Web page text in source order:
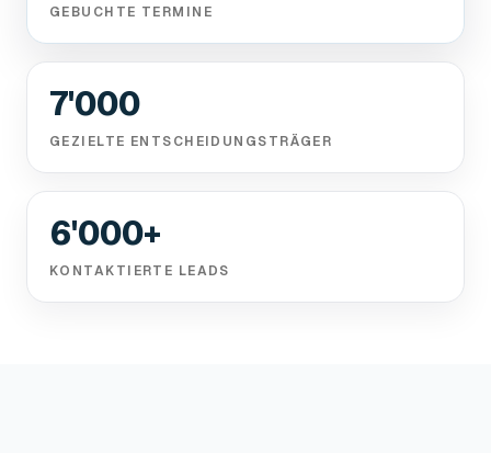
GEBUCHTE TERMINE
7'000
GEZIELTE ENTSCHEIDUNGSTRÄGER
6'000+
KONTAKTIERTE LEADS